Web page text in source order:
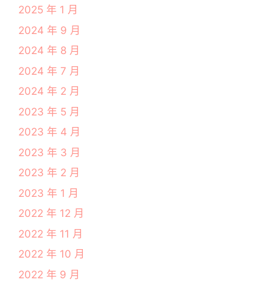
2025 年 1 月
2024 年 9 月
2024 年 8 月
2024 年 7 月
2024 年 2 月
2023 年 5 月
2023 年 4 月
2023 年 3 月
2023 年 2 月
2023 年 1 月
2022 年 12 月
2022 年 11 月
2022 年 10 月
2022 年 9 月